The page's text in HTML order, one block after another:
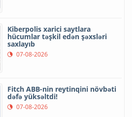
Kiberpolis xarici saytlara
hücumlar təşkil edən şəxsləri
saxlayıb
07-08-2026
Fitch ABB-nin reytinqini növbəti
dəfə yüksəltdi!
07-08-2026